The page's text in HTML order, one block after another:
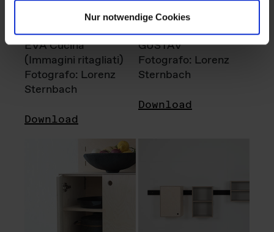
Nur notwendige Cookies
EVA Cucina
(Immagini ritagliati)
Fotografo: Lorenz
Sternbach
Download
GUSTAV
Fotografo: Lorenz
Sternbach
Download